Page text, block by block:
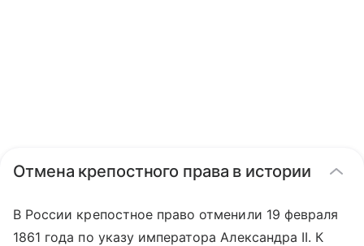
Отмена крепостного права в истории
В России крепостное право отменили 19 февраля
1861 года по указу императора Александра II. К